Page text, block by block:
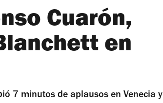
Cuarón,
en
7 minutos de aplausos en Venecia y